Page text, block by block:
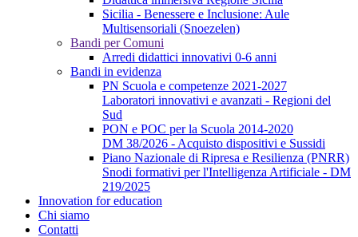
Sicilia - Benessere e Inclusione: Aule
Multisensoriali (Snoezelen)
Bandi per Comuni
Arredi didattici innovativi 0-6 anni
Bandi in evidenza
PN Scuola e competenze 2021-2027
Laboratori innovativi e avanzati - Regioni del
Sud
PON e POC per la Scuola 2014-2020
DM 38/2026 - Acquisto dispositivi e Sussidi
Piano Nazionale di Ripresa e Resilienza (PNRR)
Snodi formativi per l'Intelligenza Artificiale - DM
219/2025
Innovation for education
Chi siamo
Contatti